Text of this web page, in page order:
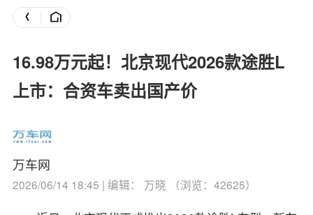
16.98万元起！北京现代2026款途胜L
上市：合资车卖出国产价
万车网
2026/06/14 18:45 | 编辑： 万晓 （浏览：42625）